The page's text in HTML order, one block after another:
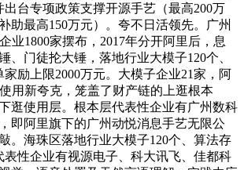
出台专项政策支撑开源手艺（最高200万
助最高150万元）。夸不日活领先。广州
业1800家摆布，2017年分开阿里后，息
、门徒抡大锤，落地行业大模子120个、
家励上限2000万元。大模子企业21家，阿
用新夸克，笼盖了财产链的上逛根本
逛使用层。根本层代表性企业有广州数科
即阿里旗下的广州动悦消息手艺无限公
。海珠区落地行业大模子120个、算法存
表性企业有视源电子、科大讯飞、佳都科